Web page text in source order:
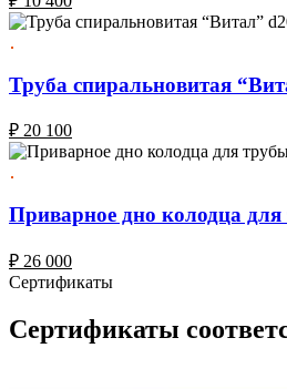
Труба спиральновитая
₽ 20 100
Приварное дно колодца
₽ 26 000
Сертификаты
Сертификаты